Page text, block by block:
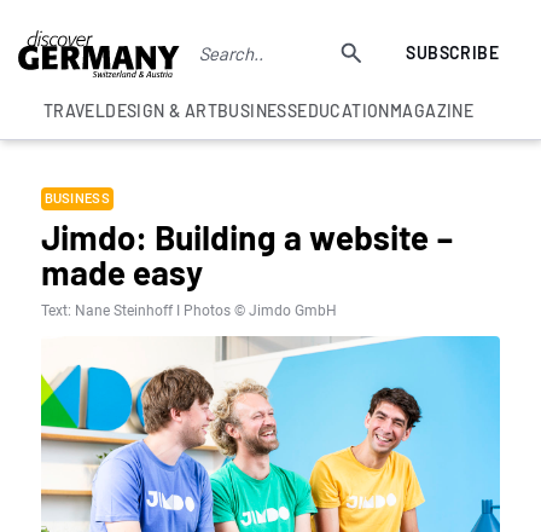
SUBSCRIBE
TRAVELDESIGN & ARTBUSINESSEDUCATIONMAGAZINE
BUSINESS
Jimdo: Building a website –
made easy
Text: Nane Steinhoff I Photos © Jimdo GmbH